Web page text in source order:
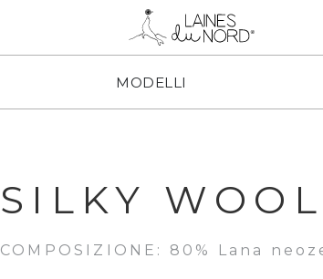
MODELLI
SILKY WOOL
COMPOSIZIONE: 80% Lana